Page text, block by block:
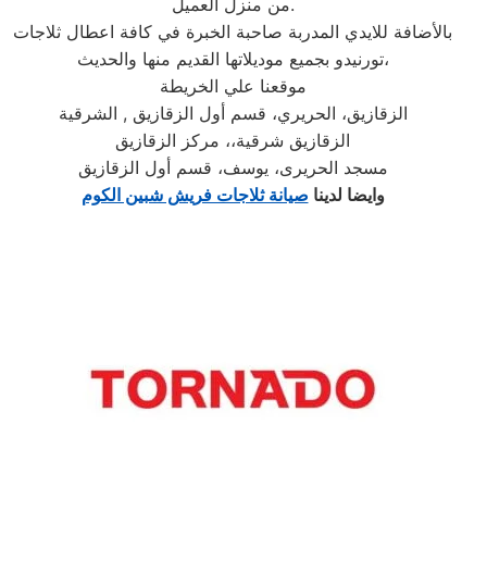
من منزل العميل.
بالأضافة للايدي المدربة صاحبة الخبرة في كافة اعطال ثلاجات
تورنيدو بجميع موديلاتها القديم منها والحديث،
موقعنا علي الخريطة
الزقازيق، الحريري، قسم أول الزقازيق , الشرقية
الزقازيق شرقية،، مركز الزقازيق
مسجد الحريرى، يوسف، قسم أول الزقازيق
وايضا لدينا صيانة ثلاجات فريش شبين الكوم